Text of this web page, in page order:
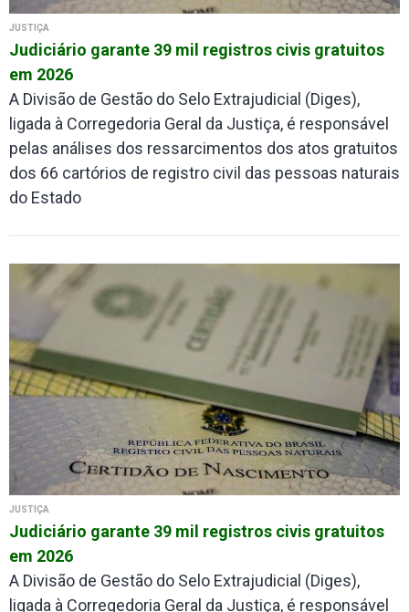
JUSTIÇA
Judiciário garante 39 mil registros civis gratuitos
em 2026
A Divisão de Gestão do Selo Extrajudicial (Diges),
ligada à Corregedoria Geral da Justiça, é responsável
pelas análises dos ressarcimentos dos atos gratuitos
dos 66 cartórios de registro civil das pessoas naturais
do Estado
JUSTIÇA
Judiciário garante 39 mil registros civis gratuitos
em 2026
A Divisão de Gestão do Selo Extrajudicial (Diges),
ligada à Corregedoria Geral da Justiça, é responsável